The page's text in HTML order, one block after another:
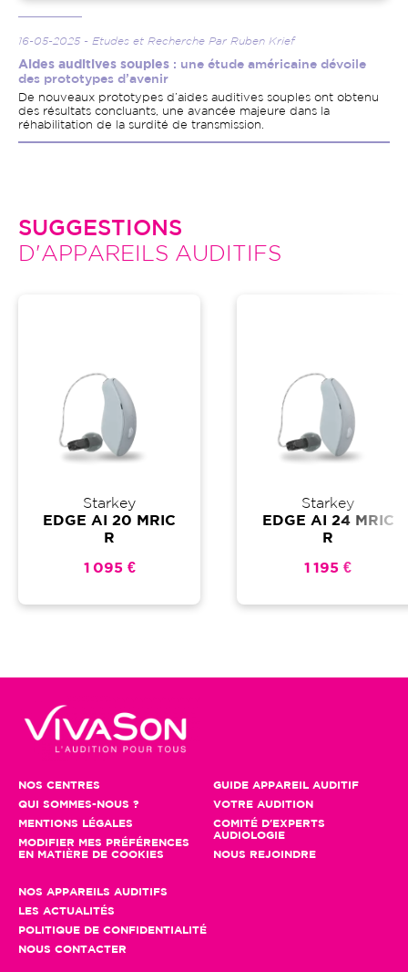
16-05-2025 - Etudes et Recherche Par Ruben Krief
Aides auditives souples : une étude américaine dévoile
des prototypes d’avenir
De nouveaux prototypes d’aides auditives souples ont obtenu
des résultats concluants, une avancée majeure dans la
réhabilitation de la surdité de transmission.
SUGGESTIONS
D'APPAREILS AUDITIFS
Starkey
EDGE AI 20 MRIC
R
1 095 €
Starkey
EDGE AI 24 MRIC
R
1 195 €
NOS CENTRES
QUI SOMMES-NOUS ?
MENTIONS LÉGALES
MODIFIER MES PRÉFÉRENCES
EN MATIÈRE DE COOKIES
GUIDE APPAREIL AUDITIF
VOTRE AUDITION
COMITÉ D'EXPERTS
AUDIOLOGIE
NOUS REJOINDRE
NOS APPAREILS AUDITIFS
LES ACTUALITÉS
POLITIQUE DE CONFIDENTIALITÉ
NOUS CONTACTER